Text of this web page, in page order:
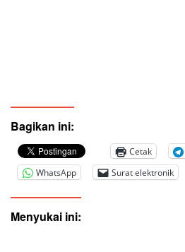
Bagikan ini:
Cetak
WhatsApp
Surat elektronik
Menyukai ini: